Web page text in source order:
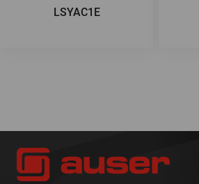
LSYAC1E